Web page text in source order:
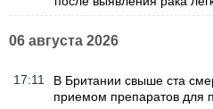
06 августа 2026
17:11
В Британии свыше ста
приемом препаратов для